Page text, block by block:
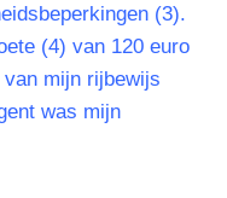
(3).
(4) van 120 euro
mijn rijbewijs
was mijn